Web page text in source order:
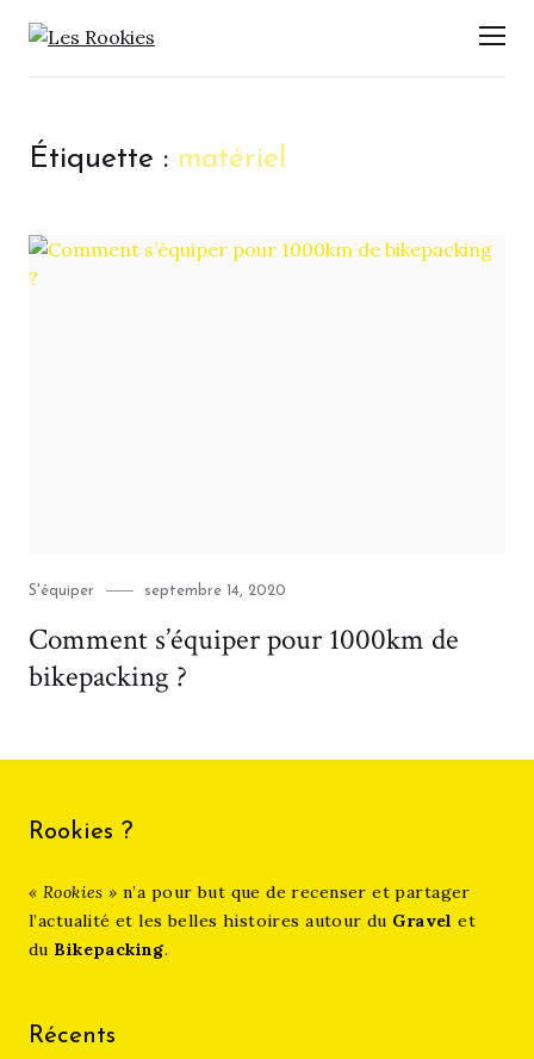
LES ROOKIES
Étiquette : matériel
Category
S'équiper
Posted
septembre 14, 2020
Comment s’équiper pour 1000km de
bikepacking ?
Rookies ?
« Rookies »n’a pour but que de recenser et partager
l’actualité et les belles histoires autour du Gravel et
du Bikepacking.
Récents